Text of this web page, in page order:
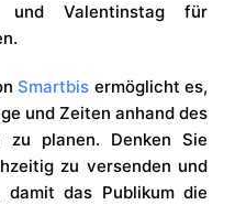
und Valentinstag für
Smartbis ermöglicht es,
und Zeiten anhand des
zu planen. Denken Sie
zu versenden und
das Publikum die